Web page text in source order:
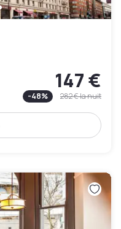
147 €
-48% 282 €la nuit